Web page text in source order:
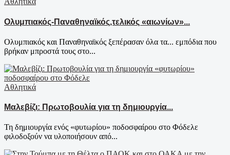
Ολυμπιακός-Παναθηναϊκός,τελικός «αιωνίων»...
Ολυμπιακός και Παναθηναϊκός ξεπέρασαν όλα τα... εμπόδια που
βρήκαν μπροστά τους στο...
Αθλητικά
Μαλεβίζι: Πρωτοβουλία για τη δημιουργία...
Τη δημιουργία ενός «φυτωρίου» ποδοσφαίρου στο Φόδελε
φιλοδοξούν να υλοποιήσουν από...